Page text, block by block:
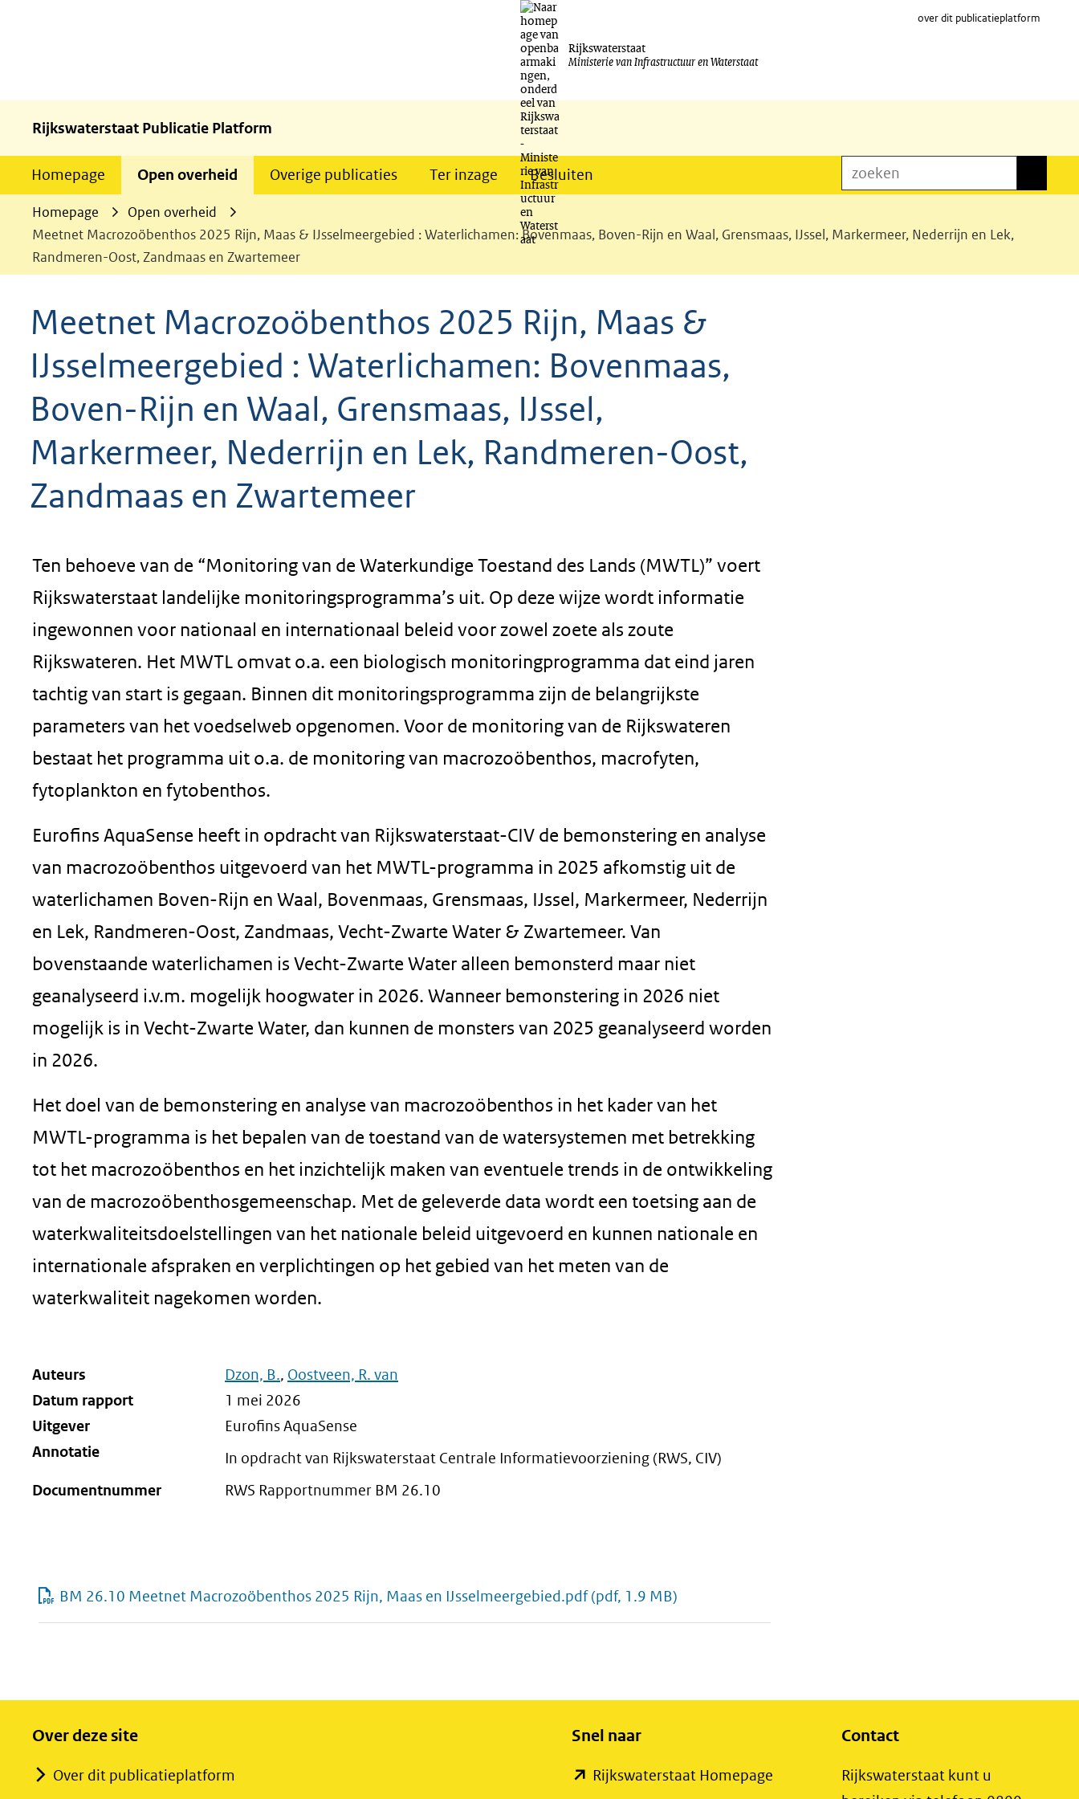
Ga
naar
inhoud
Rijkswaterstaat
Ministerie van Infrastructuur en Waterstaat
over dit publicatieplatform
Rijkswaterstaat Publicatie Platform
Homepage Open overheid Overige publicaties Ter inzage Besluiten zoeken
Homepage
Open overheid
Meetnet Macrozoöbenthos 2025 Rijn, Maas & IJsselmeergebied : Waterlichamen: Bovenmaas, Boven-Rijn en Waal, Grensmaas, IJssel, Markermeer, Nederrijn en Lek,
Randmeren-Oost, Zandmaas en Zwartemeer
Meetnet Macrozoöbenthos 2025 Rijn, Maas &
IJsselmeergebied : Waterlichamen: Bovenmaas,
Boven-Rijn en Waal, Grensmaas, IJssel,
Markermeer, Nederrijn en Lek, Randmeren-Oost,
Zandmaas en Zwartemeer
Ten behoeve van de “Monitoring van de Waterkundige Toestand des Lands (MWTL)” voert
Rijkswaterstaat landelijke monitoringsprogramma’s uit. Op deze wijze wordt informatie
ingewonnen voor nationaal en internationaal beleid voor zowel zoete als zoute
Rijkswateren. Het MWTL omvat o.a. een biologisch monitoringprogramma dat eind jaren
tachtig van start is gegaan. Binnen dit monitoringsprogramma zijn de belangrijkste
parameters van het voedselweb opgenomen. Voor de monitoring van de Rijkswateren
bestaat het programma uit o.a. de monitoring van macrozoöbenthos, macrofyten,
fytoplankton en fytobenthos.
Eurofins AquaSense heeft in opdracht van Rijkswaterstaat-CIV de bemonstering en analyse
van macrozoöbenthos uitgevoerd van het MWTL-programma in 2025 afkomstig uit de
waterlichamen Boven-Rijn en Waal, Bovenmaas, Grensmaas, IJssel, Markermeer, Nederrijn
en Lek, Randmeren-Oost, Zandmaas, Vecht-Zwarte Water & Zwartemeer. Van
bovenstaande waterlichamen is Vecht-Zwarte Water alleen bemonsterd maar niet
geanalyseerd i.v.m. mogelijk hoogwater in 2026. Wanneer bemonstering in 2026 niet
mogelijk is in Vecht-Zwarte Water, dan kunnen de monsters van 2025 geanalyseerd worden
in 2026.
Het doel van de bemonstering en analyse van macrozoöbenthos in het kader van het
MWTL-programma is het bepalen van de toestand van de watersystemen met betrekking
tot het macrozoöbenthos en het inzichtelijk maken van eventuele trends in de ontwikkeling
van de macrozoöbenthosgemeenschap. Met de geleverde data wordt een toetsing aan de
waterkwaliteitsdoelstellingen van het nationale beleid uitgevoerd en kunnen nationale en
internationale afspraken en verplichtingen op het gebied van het meten van de
waterkwaliteit nagekomen worden.
Auteurs Dzon, B., Oostveen, R. van
Datum rapport
1 mei 2026
Uitgever
Eurofins AquaSense
Annotatie
In opdracht van Rijkswaterstaat Centrale Informatievoorziening (RWS, CIV)
Documentnummer
RWS Rapportnummer BM 26.10
BM 26.10 Meetnet Macrozoöbenthos 2025 Rijn, Maas en IJsselmeergebied.pdf(pdf, 1.9 MB)
Over deze site
Over dit publicatieplatform
Snel naar
Rijkswaterstaat Homepage
Contact
Rijkswaterstaat kunt u